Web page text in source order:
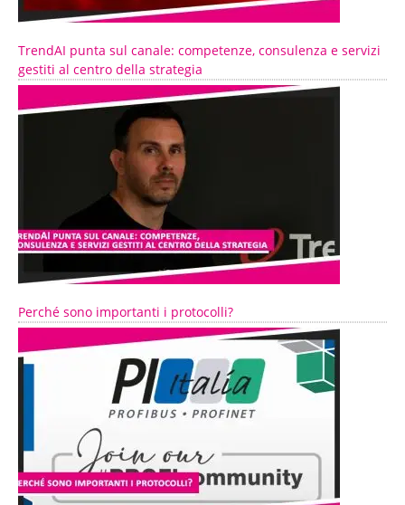
TrendAI punta sul canale: competenze, consulenza e servizi
gestiti al centro della strategia
Perché sono importanti i protocolli?